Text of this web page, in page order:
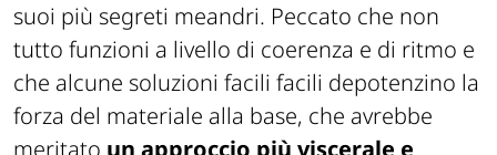
suoi più segreti meandri. Peccato che non
tutto funzioni a livello di coerenza e di ritmo e
che alcune soluzioni facili facili depotenzino la
forza del materiale alla base, che avrebbe